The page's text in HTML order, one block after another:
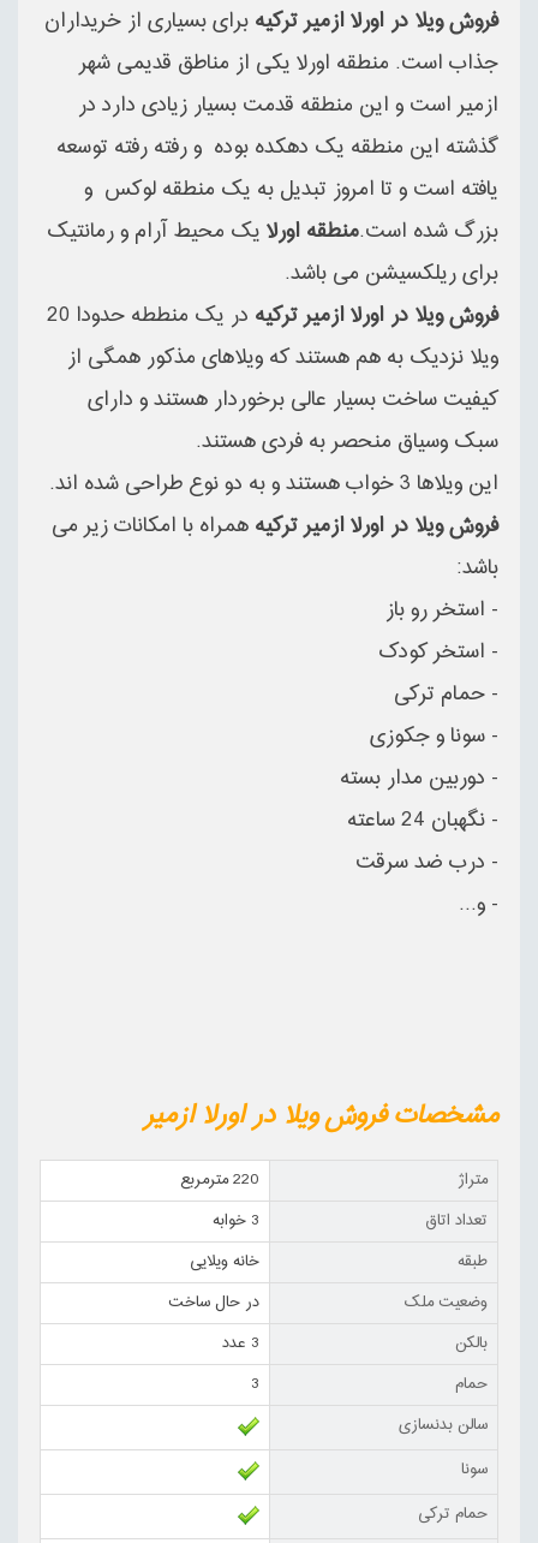
فروش ویلا در اورلا ازمیر ترکیهبرای بسیاری از خریداران
جذاب است. منطقه اورلا یکی از مناطق قدیمی شهر
ازمیر است و این منطقه قدمت بسیار زیادی دارد در
گذشته این منطقه یک دهکده بوده و رفته رفته توسعه
یافته است و تا امروز تبدیل به یک منطقه لوکس و
بزرگ شده است.منطقه اورلایک محیط آرام و رمانتیک
برای ریلکسیشن می باشد.
فروش ویلا در اورلا ازمیر ترکیه
در یک منططه حدودا 20
ویلا نزدیک به هم هستند که ویلاهای مذکور همگی از
کیفیت ساخت بسیار عالی برخوردار هستند و دارای
سبک وسیاق منحصر به فردی هستند.
این ویلاها 3 خواب هستند و به دو نوع طراحی شده اند.
فروش ویلا در اورلا ازمیر ترکیههمراه با امکانات زیر می
باشد:
- استخر رو باز
- استخر کودک
- حمام ترکی
- سونا و جکوزی
- دوربین مدار بسته
- نگهبان 24 ساعته
- درب ضد سرقت
- و...
مشخصات فروش ویلا در اورلا ازمیر
متراژ
220 مترمربع
تعداد اتاق
3 خوابه
طبقه
خانه ویلایی
وضعیت ملک
در حال ساخت
بالکن
3 عدد
حمام
3
سالن بدنسازی
سونا
حمام ترکی